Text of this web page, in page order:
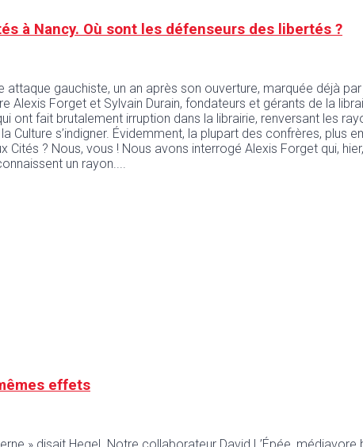
à Nancy. Où sont les défenseurs des libertés ?
attaque gauchiste, un an après son ouverture, marquée déjà
Alexis Forget et Sylvain Durain, fondateurs et gérants de la
ont fait brutalement irruption dans la librairie, renversant les
Culture s’indigner. Évidemment, la plupart des confrères, plus
? Nous, vous ! Nous avons interrogé Alexis Forget qui,
un rayon.
effets